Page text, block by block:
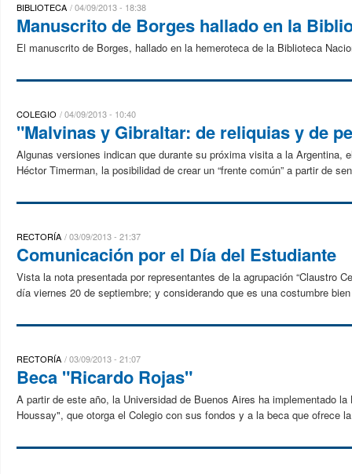
BIBLIOTECA 04/09/2013 - 18:38
Manuscrito de Borges hallado en la
El manuscrito de Borges, hallado en la hemeroteca de la Biblioteca
COLEGIO 04/09/2013 - 10:40
"Malvinas y Gibraltar: de reliquias y de
Algunas versiones indican que durante su próxima visita a la
Héctor Timerman, la posibilidad de crear un “frente común” a partir de
RECTORÍA 03/09/2013 - 21:37
Comunicación por el Día del Estudiante
Vista la nota presentada por representantes de la agrupación “Claustro
día viernes 20 de septiembre; y considerando que es una costumbre
RECTORÍA 03/09/2013 - 21:07
Beca "Ricardo Rojas"
A partir de este año, la Universidad de Buenos Aires ha implementado
Houssay", que otorga el Colegio con sus fondos y a la beca que ofrece